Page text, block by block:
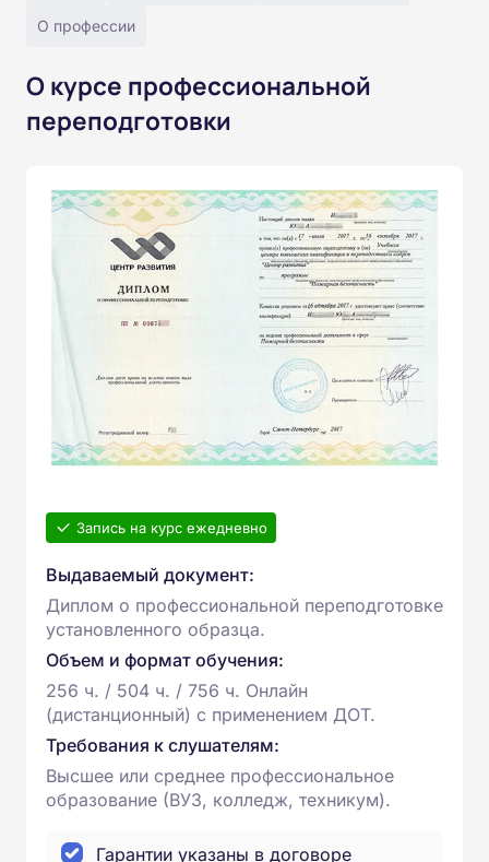
О профессии
О курсе профессиональной
переподготовки
Запись на курс ежедневно
Выдаваемый документ:
Диплом о профессиональной переподготовке
установленного образца.
Объем и формат обучения:
256 ч. / 504 ч. / 756 ч. Онлайн
(дистанционный) с применением ДОТ.
Требования к слушателям:
Высшее или среднее профессиональное
образование (ВУЗ, колледж, техникум).
Гарантии указаны в договоре